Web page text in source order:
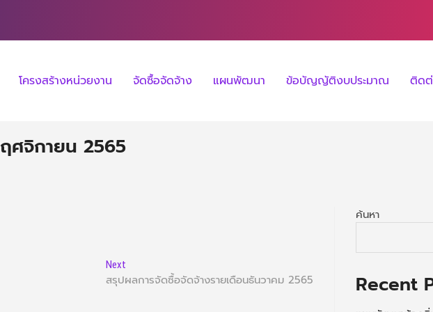
โครงสร้างหน่วยงาน จัดซื้อจัดจ้าง แผนพัฒนา ข้อบัญญัติงบประมาณ ติดต่
ศจิกายน 2565
Next
สรุปผลการจัดซื้อจัดจ้างรายเดือนธันวาคม 2565
ค้นหา
Recent